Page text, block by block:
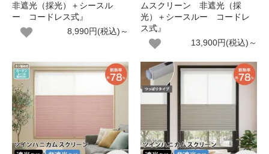
非遮光（採光）＋シースル
ー コードレス式』
8,990円(税込)～
ムスクリーン 非遮光（採
光）＋シースルー コードレ
ス式』
13,900円(税込)～